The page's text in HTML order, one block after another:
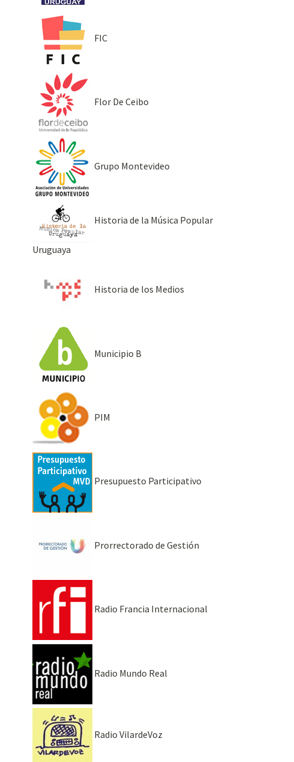
FIC
Flor De Ceibo
Grupo Montevideo
Historia de la Música Popular
Uruguaya
Historia de los Medios
Municipio B
PIM
Presupuesto Participativo
Prorrectorado de Gestión
Radio Francia Internacional
Radio Mundo Real
Radio VilardeVoz